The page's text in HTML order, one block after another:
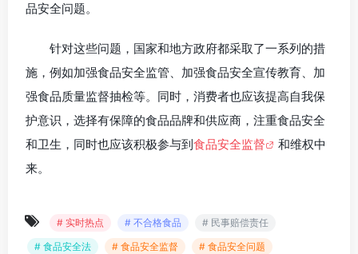
品安全问题。
针对这些问题，国家和地方政府都采取了一系列的措
施，例如加强食品安全监管、加强食品安全宣传教育、加
强食品质量监督抽检等。同时，消费者也应该提高自我保
护意识，选择有保障的食品品牌和供应商，注重食品安全
和卫生，同时也应该积极参与到食品安全监督
和维权中
来。
# 实时热点 # 不合格食品
# 民事赔偿责任
# 食品安全法
# 食品安全监督
# 食品安全问题